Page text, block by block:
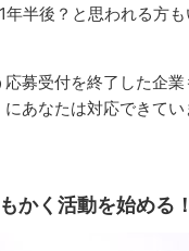
半後？と思われる方
応募受付を終了した企
あなたは対応できてい
かく活動を始める！